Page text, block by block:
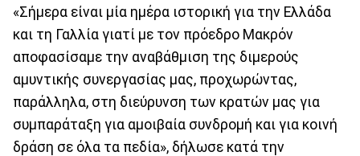
«Σήμερα είναι μία ημέρα ιστορική για την Ελλάδα
και τη Γαλλία γιατί με τον πρόεδρο Μακρόν
αποφασίσαμε την αναβάθμιση της διμερούς
αμυντικής συνεργασίας μας, προχωρώντας,
παράλληλα, στη διεύρυνση των κρατών μας για
συμπαράταξη για αμοιβαία συνδρομή και για κοινή
δράση σε όλα τα πεδία», δήλωσε κατά την